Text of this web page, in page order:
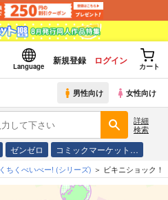
Language
新規登録 ログイン
カート
男性向け 女性向け
詳細
検索
ゼンゼロ コミックマーケット…
くちくべいべー! (シリーズ) ビキニショック！